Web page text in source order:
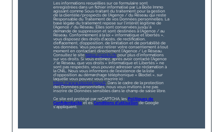
Les informations recueillies sur ce formulaire sont
enregistrées dans un fichier informatisé par La Boite Immo
agissant comme Sous-traitant du traitement pour la gestion
de la clientèle/prospects de l'Agence / du Réseau qui reste
Responsable du Traitement de vos Données personnelles. La
base légale du traitement repose sur l'intérêt légitime de
l'Agence / du Réseau. Elles sont conservées jusqu'à
demande de suppression et sont destinées à l'Agence / au
Réseau. Conformément à la loi « informatique et libertés »,
vous disposez des droits d’accès, de rectification,
d’effacement, d’opposition, de limitation et de portabilité de
vos données. Vous pouvez retirer votre consentement à tout
moment en contactant directement l’Agence / Le Réseau.
Consultez le sitehttps://cnil.fr/fr pour plus d’informations
sur vos droits. Si vous estimez, après avoir contacté l'Agence
/ le Réseau, que vos droits « Informatique et Libertés » ne
sont pas respectés, vous pouvez adresser une réclamation à
la CNIL. Nous vous informons de l’existence de la liste
d'opposition au démarchage téléphonique « Bloctel », sur
laquelle vous pouvez vous inscrire ici :
https://www.bloctel.gouv.fr. Dans le cadre de la protection
des Données personnelles, nous vous invitons à ne pas
inscrire de Données sensibles dans le champ de saisie libre.
Ce site est protégé par reCAPTCHA, lesPolitiques de
Confidentialité et esConditions d'utilisationde Google
s'appliquent.